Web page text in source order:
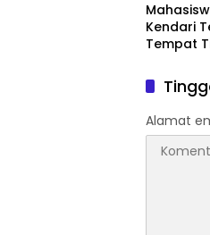
Kendari
Tempat
Alamat